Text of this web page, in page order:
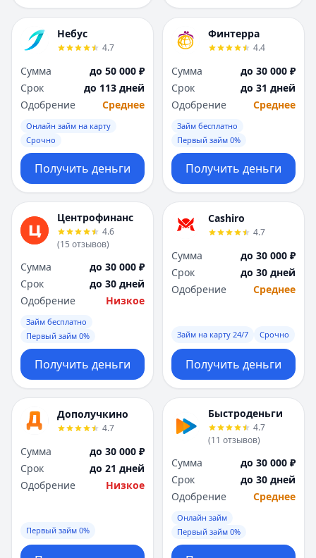
Небус
4.7
Сумма
до 50 000 ₽
Срок
до 113 дней
Одобрение
Среднее
Онлайн займ на карту
Срочно
Получить деньги
Финтерра
4.4
Сумма
до 30 000 ₽
Срок
до 31 дней
Одобрение
Среднее
Займ бесплатно
Первый займ 0%
Получить деньги
Центрофинанс
4.6
(15 отзывов)
Сумма
до 30 000 ₽
Срок
до 30 дней
Одобрение
Низкое
Займ бесплатно
Первый займ 0%
Получить деньги
Cashiro
4.7
Сумма
до 30 000 ₽
Срок
до 30 дней
Одобрение
Среднее
Займ на карту 24/7 Срочно
Получить деньги
Дополучкино
4.7
Сумма
до 30 000 ₽
Срок
до 21 дней
Одобрение
Низкое
Первый займ 0%
Быстроденьги
4.7
(11 отзывов)
Сумма
до 30 000 ₽
Срок
до 30 дней
Одобрение
Среднее
Онлайн займ
Первый займ 0%